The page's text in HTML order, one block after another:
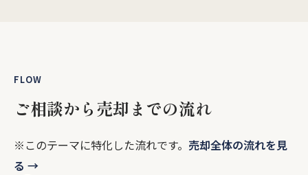
FLOW
ご相談から売却までの流れ
※このテーマに特化した流れです。 売却全体の流れを見
る →